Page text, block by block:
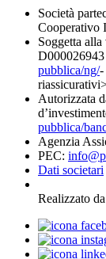
Società
Cooperativo
Soggetta
pubblica/ng/-
Autorizzata
pubblica/
Agenzia
PEC:
Dati societari
Realizzato da